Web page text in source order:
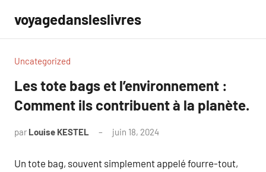
contenu
voyagedansleslivres
Uncategorized
Les tote bags et l’environnement :
Comment ils contribuent à la planète.
par Louise KESTEL juin 18, 2024
Un tote bag, souvent simplement appelé fourre-tout,